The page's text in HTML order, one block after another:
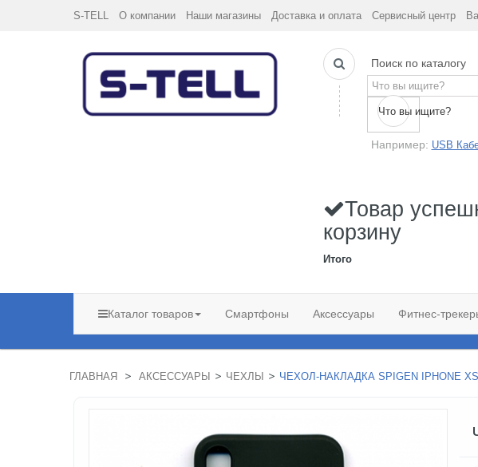
S-TELL О компании Наши магазины Доставка и оплата Сервисный центр
Поиск по каталогу
Что вы ищите?
Например: USB
Товар
корзину
Итого
Каталог товаров Смартфоны Аксессуары Фитнес-
ГЛАВНАЯ > АКСЕССУАРЫ > ЧЕХЛЫ > ЧЕХОЛ-НАКЛАДКА SPIGEN IPHONE